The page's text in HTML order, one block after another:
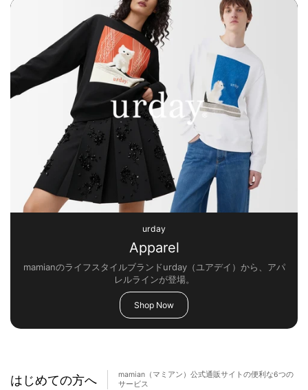
urday
Apparel
mamianのライフスタイルブランドurday（ユアデイ）から、アパ
レルラインが登場。
Shop Now
はじめての方へ
mamian（マミアン）公式通販サイトの便利な6つの
サービス